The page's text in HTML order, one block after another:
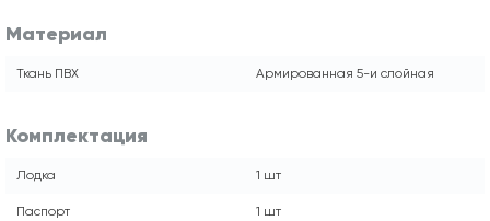
Материал
Ткань ПВХ Армированная 5-и слойная
Комплектация
Лодка 1 шт
Паспорт 1 шт